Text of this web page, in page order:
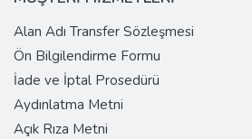
Alan Adı Transfer Sözleşmesi
Ön Bilgilendirme Formu
İade ve İptal Prosedürü
Aydınlatma Metni
Açık Rıza Metni